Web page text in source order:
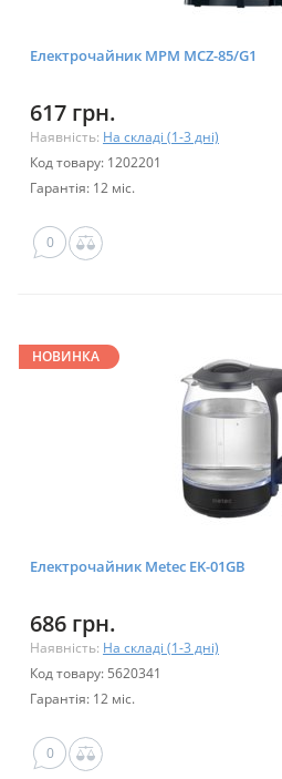
Електрочайник MPM MCZ-85/G1
617 грн.
Наявність: На складі (1-3 дні)
Код товару: 1202201
Гарантія: 12 міс.
0
НОВИНКА
Електрочайник Metec EK-01GB
686 грн.
Наявність: На складі (1-3 дні)
Код товару: 5620341
Гарантія: 12 міс.
0